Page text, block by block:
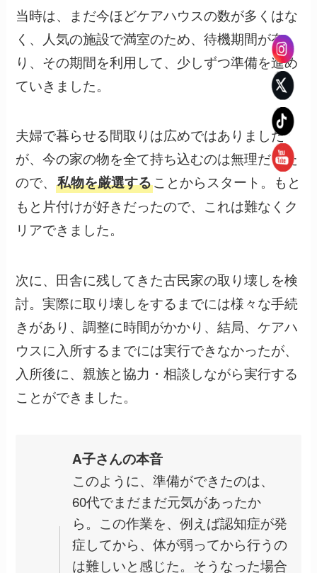
当時は、まだ今ほどケアハウスの数が多くはな
く、人気の施設で満室のため、待機期間が有
り、その期間を利用して、少しずつ準備を進め
ていきました。
夫婦で暮らせる間取りは広めではありました
が、今の家の物を全て持ち込むのは無理だった
ので、私物を厳選することからスタート。もと
もと片付けが好きだったので、これは難なくク
リアできました。
次に、田舎に残してきた古民家の取り壊しを検
討。実際に取り壊しをするまでには様々な手続
きがあり、調整に時間がかかり、結局、ケアハ
ウスに入所するまでには実行できなかったが、
入所後に、親族と協力・相談しながら実行する
ことができました。
A子さんの本音
このように、準備ができたのは、
60代でまだまだ元気があったか
ら。この作業を、例えば認知症が発
症してから、体が弱ってから行うの
は難しいと感じた。そうなった場合